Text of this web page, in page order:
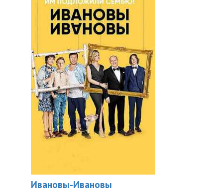
Ивановы-Ивановы